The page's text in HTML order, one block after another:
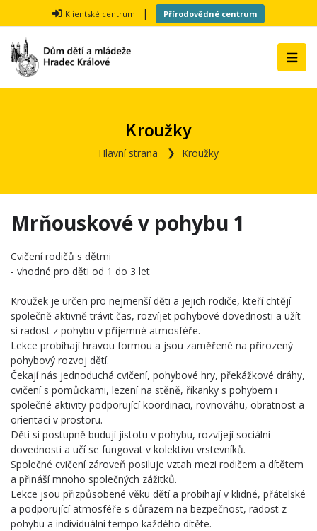
Klientské centrum | Přírodovědné centrum
Kroužky
Hlavní strana Kroužky
Mrňouskové v pohybu 1
Cvičení rodičů s dětmi
- vhodné pro děti od 1 do 3 let
Kroužek je určen pro nejmenší děti a jejich rodiče, kteří chtějí
společně aktivně trávit čas, rozvíjet pohybové dovednosti a užít
si radost z pohybu v příjemné atmosféře.
Lekce probíhají hravou formou a jsou zaměřené na přirozený
pohybový rozvoj dětí.
Čekají nás jednoduchá cvičení, pohybové hry, překážkové dráhy,
cvičení s pomůckami, lezení na stěně, říkanky s pohybem i
společné aktivity podporující koordinaci, rovnováhu, obratnost a
orientaci v prostoru.
Děti si postupně budují jistotu v pohybu, rozvíjejí sociální
dovednosti a učí se fungovat v kolektivu vrstevníků.
Společné cvičení zároveň posiluje vztah mezi rodičem a dítětem
a přináší mnoho společných zážitků.
Lekce jsou přizpůsobené věku dětí a probíhají v klidné, přátelské
a podporující atmosféře s důrazem na bezpečnost, radost z
pohybu a individuální tempo každého dítěte.